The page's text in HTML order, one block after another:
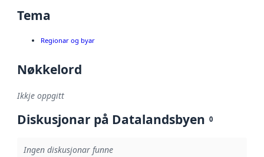
Tema
Regionar og byar
Nøkkelord
Ikkje oppgitt
Diskusjonar på Datalandsbyen 0
Ingen diskusjonar funne